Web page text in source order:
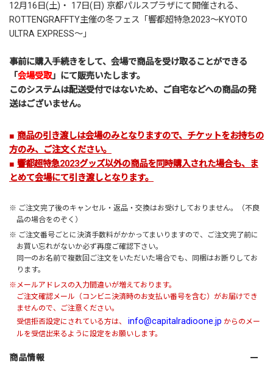
12月16日(土)・ 17日(日) 京都パルスプラザにて開催される、
ROTTENGRAFFTY主催の冬フェス「 響都超特急2023～KYOTO
ULTRA EXPRESS～ 」
事前に購入手続きをして、会場で商品を受け取ることができる
「会場受取」にて販売いたします。
このシステムは配送受付ではないため、ご自宅などへの商品の発
送はございません。
■ 商品の引き渡しは会場のみとなりますので、チケットをお持ちの
方のみ、ご注文ください。
■ 響都超特急2023グッズ以外の商品を同時購入された場合も、ま
とめて会場にて引き渡しとなります。
※ ご注文完了後のキャンセル・返品・交換はお受けしておりません。（不良
品の場合をのぞく）
※ ご注文番号ごとに決済手数料がかかってまいりますので、ご注文完了前に
お買い忘れがないか必ず再度ご確認下さい。
同一のお名前で複数回ご注文をいただいた場合でも、同梱はお断りしてお
ります。
※メールアドレスの入力間違いが増えております。
ご注文確認メール（コンビニ決済時のお支払い番号を含む）がお届けでき
ませんので、ご注意ください。
受信拒否設定にされている方は、 info@capitalradioone.jp からのメー
ルを受信出来るように設定をお願いします。
商品情報